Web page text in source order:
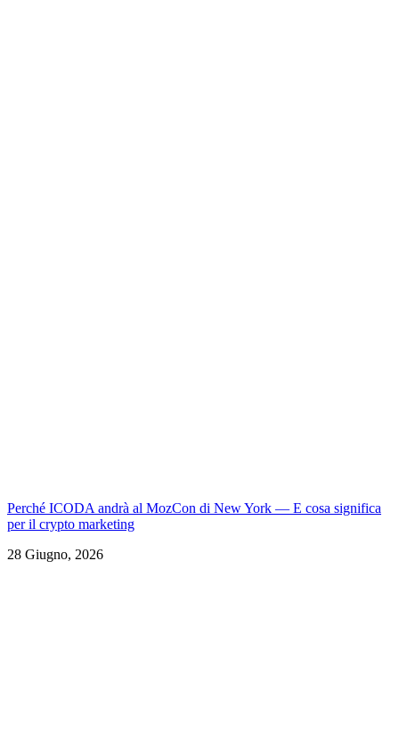
Perché ICODA andrà al MozCon di New York — E cosa significa
per il crypto marketing
28 Giugno, 2026